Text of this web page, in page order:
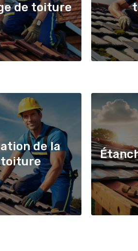
de toiture
de la
toiture